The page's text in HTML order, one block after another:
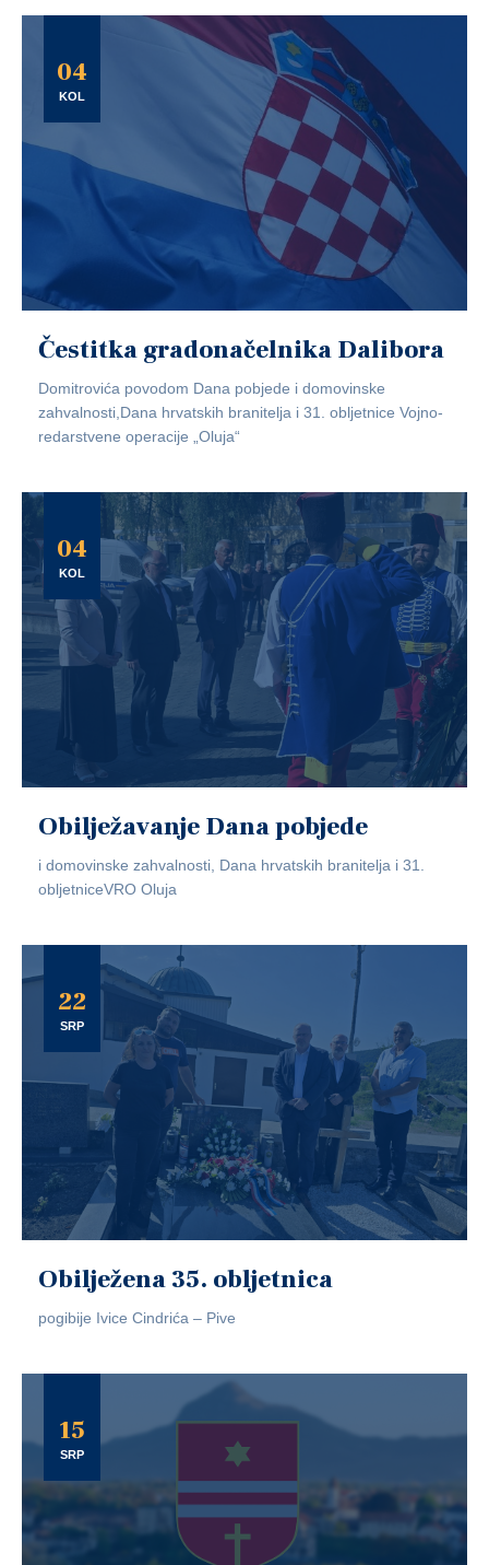
04
KOL
Čestitka gradonačelnika Dalibora
Domitrovića povodom Dana pobjede i domovinske
zahvalnosti,Dana hrvatskih branitelja i 31. obljetnice Vojno-
redarstvene operacije „Oluja“
04
KOL
Obilježavanje Dana pobjede
i domovinske zahvalnosti, Dana hrvatskih branitelja i 31.
obljetniceVRO Oluja
22
SRP
Obilježena 35. obljetnica
pogibije Ivice Cindrića – Pive
15
SRP